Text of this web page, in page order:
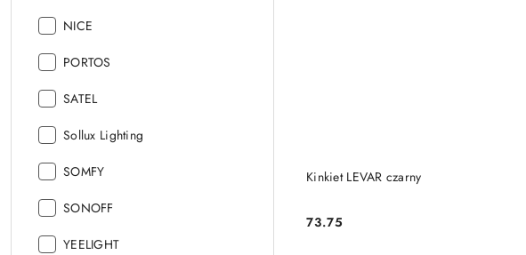
Producent:
NICE
Producent:
PORTOS
Producent:
SATEL
Producent:
Sollux Lighting
Producent:
SOMFY
Producent:
SONOFF
Producent:
YEELIGHT
Kinkiet LEVAR czarny
Cena:
73.75